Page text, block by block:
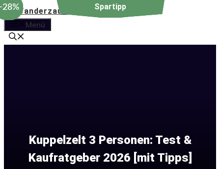
Zum
Inhalt
springen
Menü
Kuppelzelt 3 Personen: Test &
Kaufratgeber 2026 [mit Tipps]